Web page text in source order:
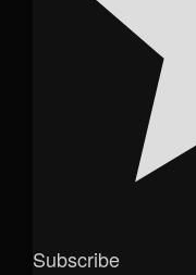
Subscribe